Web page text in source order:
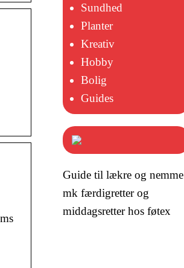
Sundhed
Planter
Kreativ
Hobby
Bolig
Guides
Guide til lækre og nemme
mk færdigretter og
middagsretter hos føtex